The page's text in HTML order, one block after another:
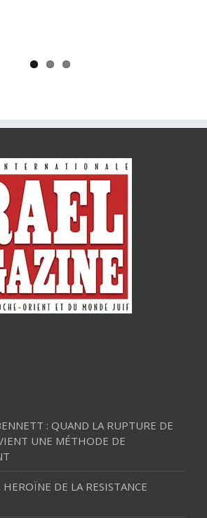
: QUAND LA RUPTURE DE
UNE MÉTHODE DE
HEROÏNE DE LA RESISTANCE